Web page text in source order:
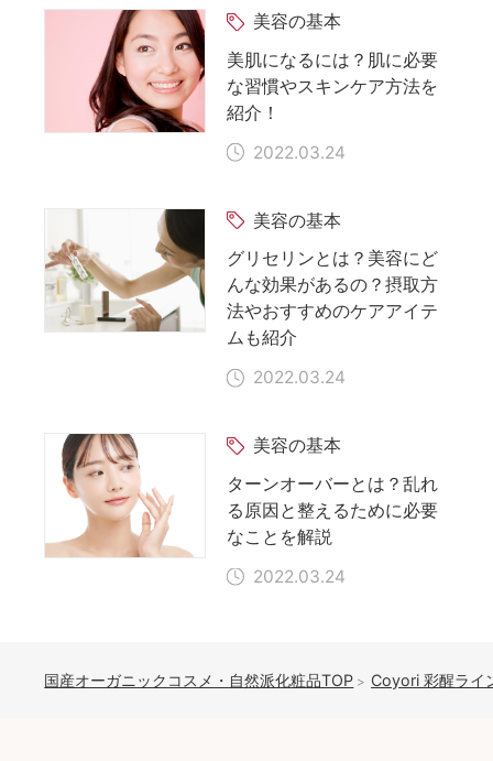
美容の基本
美肌になるには？肌に必要
な習慣やスキンケア方法を
紹介！
2022.03.24
美容の基本
グリセリンとは？美容にど
んな効果があるの？摂取方
法やおすすめのケアアイテ
ムも紹介
2022.03.24
美容の基本
ターンオーバーとは？乱れ
る原因と整えるために必要
なことを解説
2022.03.24
国産オーガニックコスメ・自然派化粧品TOP Coyori 彩醒ライ